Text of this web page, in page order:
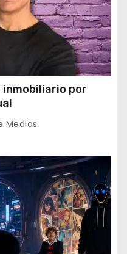
inmobiliario por
Medios